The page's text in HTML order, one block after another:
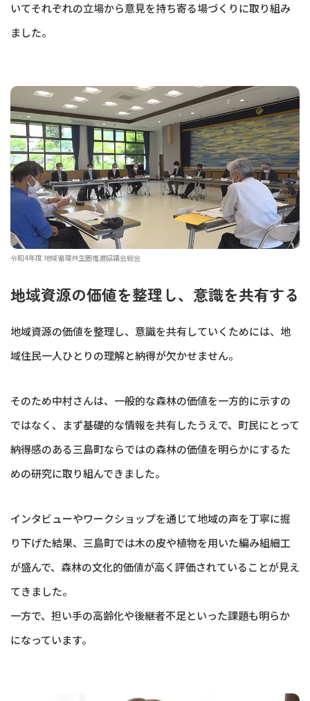
いてそれぞれの立場から意見を持ち寄る場づくりに取り組み
ました。
令和4年度 地域循環共生圏推進協議会総会
地域資源の価値を整理し、意識を共有する
地域資源の価値を整理し、意識を共有していくためには、地
域住民一人ひとりの理解と納得が欠かせません。
そのため中村さんは、一般的な森林の価値を一方的に示すの
ではなく、まず基礎的な情報を共有したうえで、町民にとって
納得感のある三島町ならではの森林の価値を明らかにするた
めの研究に取り組んできました。
インタビューやワークショップを通じて地域の声を丁寧に掘
り下げた結果、三島町では木の皮や植物を用いた編み組細工
が盛んで、森林の文化的価値が高く評価されていることが見え
てきました。
一方で、担い手の高齢化や後継者不足といった課題も明らか
になっています。